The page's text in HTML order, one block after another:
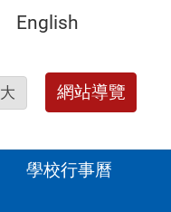
English
大 網站導覽
學校行事曆